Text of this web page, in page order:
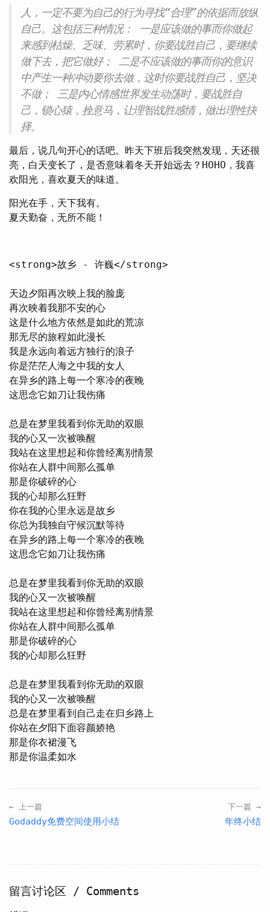
人，一定不要为自己的行为寻找“合理”的依据而放纵
自己。这包括三种情况： 一是应该做的事而你做起
来感到枯燥、乏味、劳累时，你要战胜自己，要继续
做下去，把它做好； 二是不应该做的事而你的意识
中产生一种冲动要你去做，这时你要战胜自己，坚决
不做； 三是内心情感世界发生动荡时，要战胜自
己，锁心猿，拴意马，让理智战胜感情，做出理性抉
择。
最后，说几句开心的话吧。昨天下班后我突然发现，天还很
亮，白天变长了，是否意味着冬天开始远去？HOHO，我喜
欢阳光，喜欢夏天的味道。
阳光在手，天下我有。
夏天勤奋，无所不能！
<strong>故乡 - 许巍</strong>
天边夕阳再次映上我的脸庞
再次映着我那不安的心
这是什么地方依然是如此的荒凉
那无尽的旅程如此漫长
我是永远向着远方独行的浪子
你是茫茫人海之中我的女人
在异乡的路上每一个寒冷的夜晚
这思念它如刀让我伤痛
总是在梦里我看到你无助的双眼
我的心又一次被唤醒
我站在这里想起和你曾经离别情景
你站在人群中间那么孤单
那是你破碎的心
我的心却那么狂野
你在我的心里永远是故乡
你总为我独自守候沉默等待
在异乡的路上每一个寒冷的夜晚
这思念它如刀让我伤痛
总是在梦里我看到你无助的双眼
我的心又一次被唤醒
我站在这里想起和你曾经离别情景
你站在人群中间那么孤单
那是你破碎的心
我的心却那么狂野
总是在梦里我看到你无助的双眼
我的心又一次被唤醒
总是在梦里看到自己走在归乡路上
你站在夕阳下面容颜娇艳
那是你衣裙漫飞
← 上一篇
Godaddy免费空间使用小结
下一篇 →
年终小结
留言讨论区 / Comments